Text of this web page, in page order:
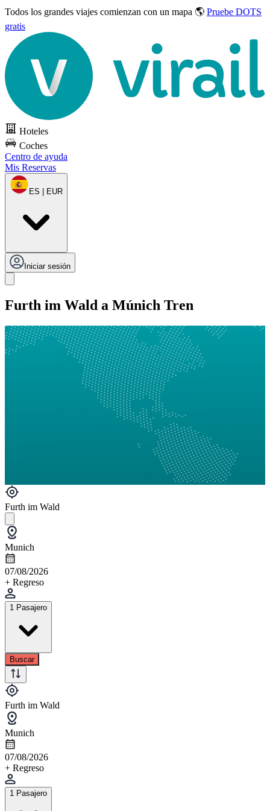
Todos los grandes viajes comienzan con un mapa 🌎 Pruebe DOTS
gratis
Hoteles
Coches
Centro de ayuda
Mis Reservas
ES | EUR
Iniciar sesión
Furth im Wald a Múnich Tren
Furth im Wald
Munich
07/08/2026
+ Regreso
1 Pasajero
Buscar
Furth im Wald
Munich
07/08/2026
+ Regreso
1 Pasajero